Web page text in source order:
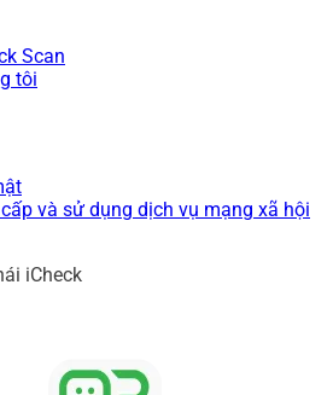
Scan
tôi
và sử dụng dịch vụ mạng xã hội
iCheck